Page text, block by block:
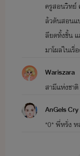
ครูสอนวิทย์
ล้วดันสอนแ
ลียดทั้งชั้น แ
มาโผล่ในเรื่
Wariszara
สามีแห่งชาติ
AnGels
*0* พี่หรั่ง ห